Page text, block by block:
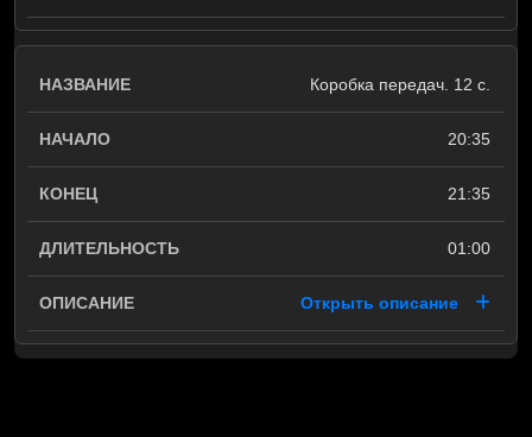
Коробка передач. 12 с.
20:35
21:35
01:00
Открыть описание